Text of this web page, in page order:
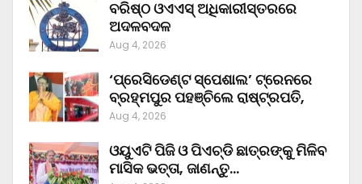
ବରିଷ୍ଠ ଓଏଏସ୍‌ ଅଧିକାରୀସ୍ତରରେ
ଅଦଳବଦଳ
Aug 4, 2026
‘ପ୍ରେସିଡେଣ୍ଟ ସ୍ପେଶାଲ’ ଟ୍ରେନରେ
ବ୍ରହ୍ମପୁର ପହଞ୍ଚିଲେ ରାଷ୍ଟ୍ରପତି,
Aug 4, 2026
ଓୟୁଏଟି ପିଜି ଓ ପିଏଚ୍‌ଡି ଛାତ୍ରଙ୍କୁ ମିଳିବ
ମାସିକ ଭତ୍ତା, ଜାଣନ୍ତୁ…